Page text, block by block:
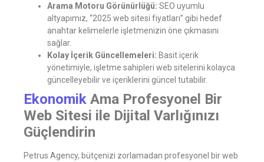
Arama Motoru Görünürlüğü: SEO uyumlu
altyapımız, “2025 web sitesi fiyatları” gibi hedef
anahtar kelimelerle işletmenizin öne çıkmasını
sağlar.
Kolay İçerik Güncellemeleri: Basit içerik
yönetimiyle, işletme sahipleri web sitelerini kolayca
güncelleyebilir ve içeriklerini güncel tutabilir.
Ekonomik Ama Profesyonel Bir
Web Sitesi ile Dijital Varlığınızı
Güçlendirin
Petrus Agency, bütçenizi zorlamadan profesyonel bir web